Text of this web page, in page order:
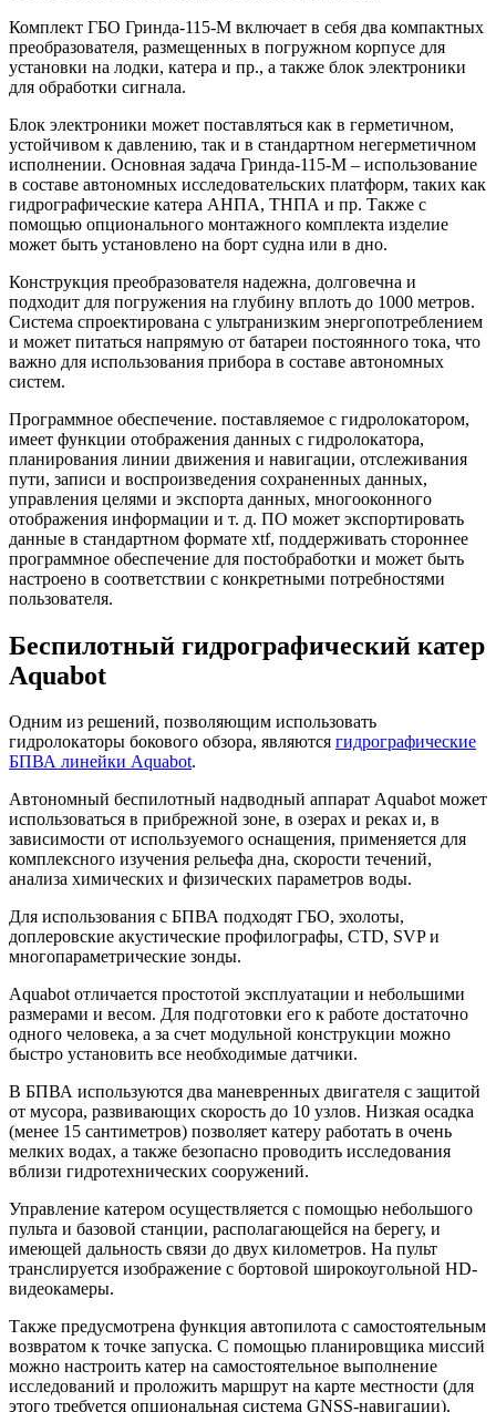
Комплект ГБО Гринда-115-М включает в себя два компактных
преобразователя, размещенных в погружном корпусе для
установки на лодки, катера и пр., а также блок электроники
для обработки сигнала.
Блок электроники может поставляться как в герметичном,
устойчивом к давлению, так и в стандартном негерметичном
исполнении. Основная задача Гринда-115-М – использование
в составе автономных исследовательских платформ, таких как
гидрографические катера АНПА, ТНПА и пр. Также с
помощью опционального монтажного комплекта изделие
может быть установлено на борт судна или в дно.
Конструкция преобразователя надежна, долговечна и
подходит для погружения на глубину вплоть до 1000 метров.
Система спроектирована с ультранизким энергопотреблением
и может питаться напрямую от батареи постоянного тока, что
важно для использования прибора в составе автономных
систем.
Программное обеспечение. поставляемое с гидролокатором,
имеет функции отображения данных с гидролокатора,
планирования линии движения и навигации, отслеживания
пути, записи и воспроизведения сохраненных данных,
управления целями и экспорта данных, многооконного
отображения информации и т. д. ПО может экспортировать
данные в стандартном формате xtf, поддерживать стороннее
программное обеспечение для постобработки и может быть
настроено в соответствии с конкретными потребностями
пользователя.
Беспилотный гидрографический катер
Aquabot
Одним из решений, позволяющим использовать
гидролокаторы бокового обзора, являются гидрографические
БПВА линейки Aquabot.
Автономный беспилотный надводный аппарат Aquabot может
использоваться в прибрежной зоне, в озерах и реках и, в
зависимости от используемого оснащения, применяется для
комплексного изучения рельефа дна, скорости течений,
анализа химических и физических параметров воды.
Для использования с БПВА подходят ГБО, эхолоты,
доплеровские акустические профилографы, CTD, SVP и
многопараметрические зонды.
Aquabot отличается простотой эксплуатации и небольшими
размерами и весом. Для подготовки его к работе достаточно
одного человека, а за счет модульной конструкции можно
быстро установить все необходимые датчики.
В БПВА используются два маневренных двигателя с защитой
от мусора, развивающих скорость до 10 узлов. Низкая осадка
(менее 15 сантиметров) позволяет катеру работать в очень
мелких водах, а также безопасно проводить исследования
вблизи гидротехнических сооружений.
Управление катером осуществляется с помощью небольшого
пульта и базовой станции, располагающейся на берегу, и
имеющей дальность связи до двух километров. На пульт
транслируется изображение с бортовой широкоугольной HD-
видеокамеры.
Также предусмотрена функция автопилота с самостоятельным
возвратом к точке запуска. С помощью планировщика миссий
можно настроить катер на самостоятельное выполнение
исследований и проложить маршрут на карте местности (для
этого требуется опциональная система GNSS-навигации).